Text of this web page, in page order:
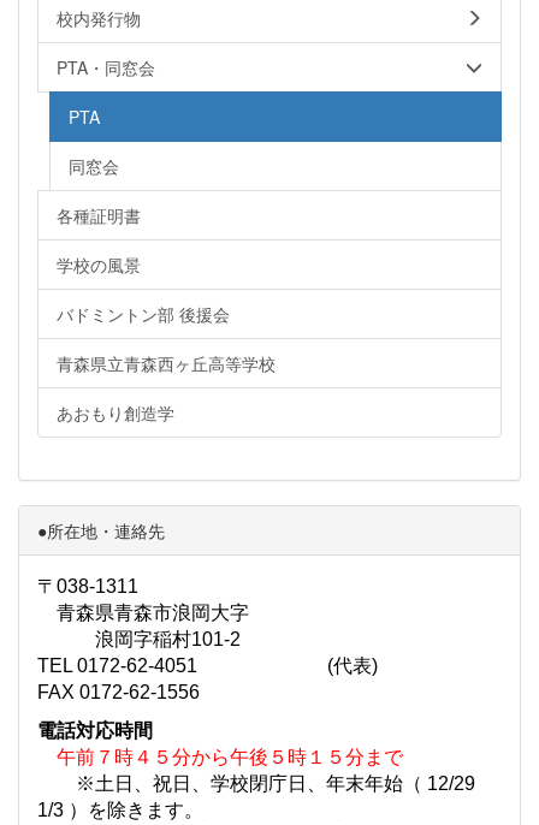
校内発行物
PTA・同窓会
PTA
同窓会
各種証明書
学校の風景
バドミントン部 後援会
青森県立青森西ヶ丘高等学校
あおもり創造学
●所在地・連絡先
〒038-1311
青森県青森市浪岡大字
浪岡字稲村101-2
TEL 0172-62-4051 (代表)
FAX 0172-62-1556
電話対応時間
午前７時４５分から午後５時１５分まで
※土日、祝日、学校閉庁日、年末年始（ 12/29
1/3 ）を除きます。